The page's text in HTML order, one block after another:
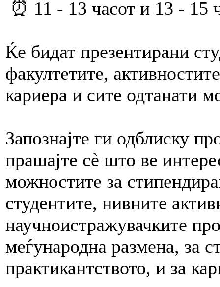
⏰ 11 - 13 часот и 13 -
Ќе бидат презентирани
факултетите,
кариера и сите одтанати
Запознајте ги одблиску
прашајте сè што ве
можностите за
студентите, нивните
научноистражувачките
меѓународна размена, за
практикантството, и за